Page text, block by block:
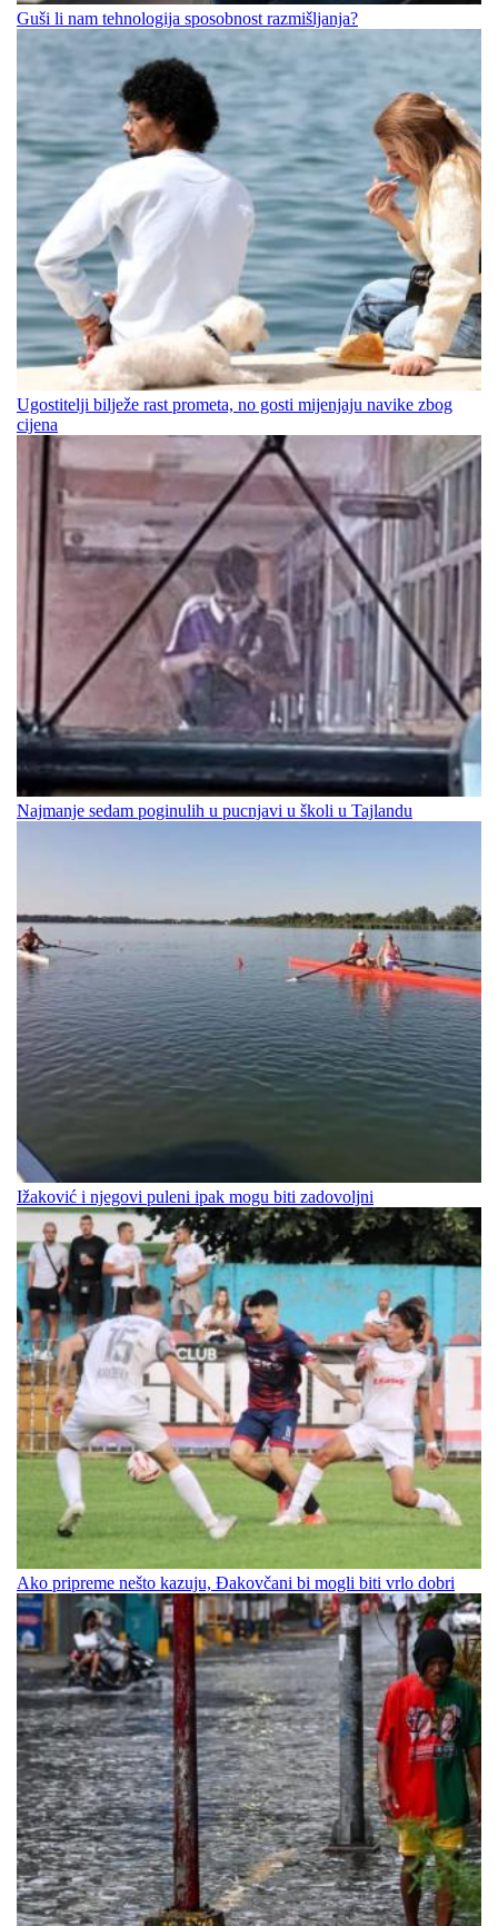
Guši li nam tehnologija sposobnost razmišljanja?
Ugostitelji bilježe rast prometa, no gosti mijenjaju navike zbog
cijena
Najmanje sedam poginulih u pucnjavi u školi u Tajlandu
Ižaković i njegovi puleni ipak mogu biti zadovoljni
Ako pripreme nešto kazuju, Đakovčani bi mogli biti vrlo dobri